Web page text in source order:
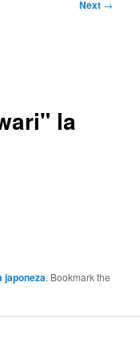
Next →
la
japoneza. Bookmark the